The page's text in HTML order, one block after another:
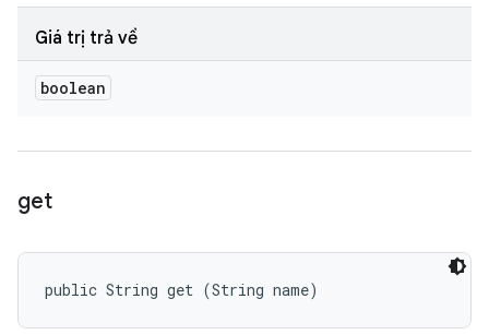
Giá trị trả về
boolean
get
public String get (String name)